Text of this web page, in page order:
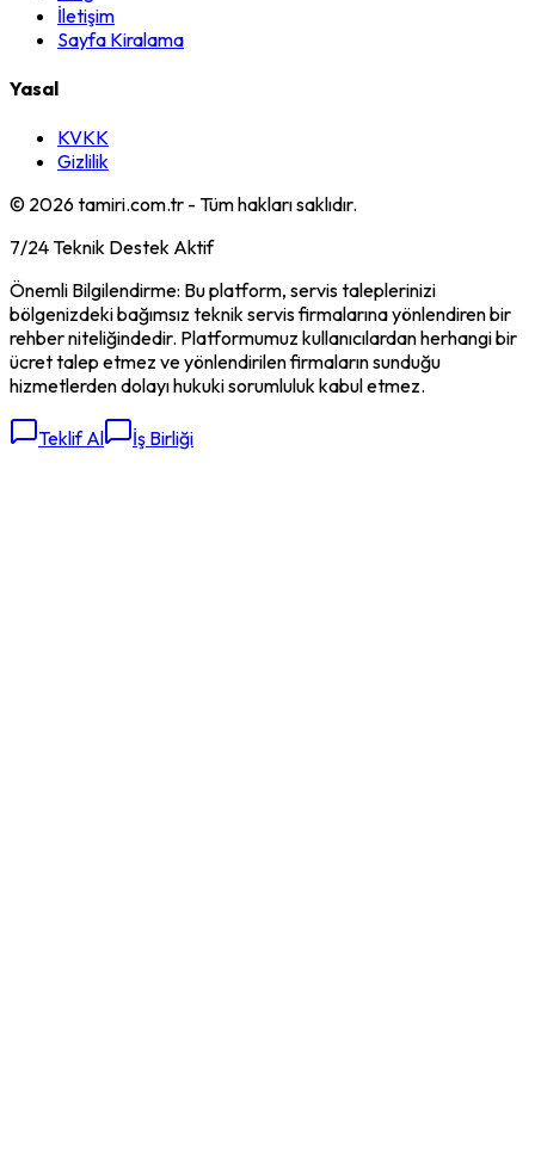
İletişim
Sayfa Kiralama
Yasal
KVKK
Gizlilik
© 2026tamiri.com.tr - Tüm hakları saklıdır.
7/24 Teknik Destek Aktif
Önemli Bilgilendirme: Bu platform, servis taleplerinizi
bölgenizdeki bağımsız teknik servis firmalarına yönlendiren bir
rehber niteliğindedir. Platformumuz kullanıcılardan herhangi bir
ücret talep etmez ve yönlendirilen firmaların sunduğu
hizmetlerden dolayı hukuki sorumluluk kabul etmez.
Teklif Al İş Birliği